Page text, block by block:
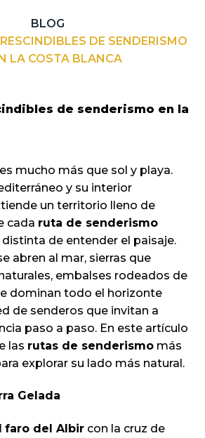
BLOG
DE SENDERISMO
LA COSTA BLANCA
de senderismo en la
es mucho más que sol y playa.
y su interior
un territorio lleno de
cada ruta de senderismo
de entender el paisaje.
abren al mar, sierras que
embalses rodeados de
dominan todo el horizonte
de senderos que invitan a
paso a paso. En este artículo
las rutas de senderismo más
explorar su lado más natural.
Gelada
faro del Albir con la cruz de